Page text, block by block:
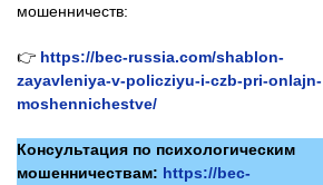
мошенничеств:
👉 https://bec-russia.com/shablon-
zayavleniya-v-policziyu-i-czb-pri-onlajn-
moshennichestve/
Консультация по психологическим
мошенничествам: https://bec-